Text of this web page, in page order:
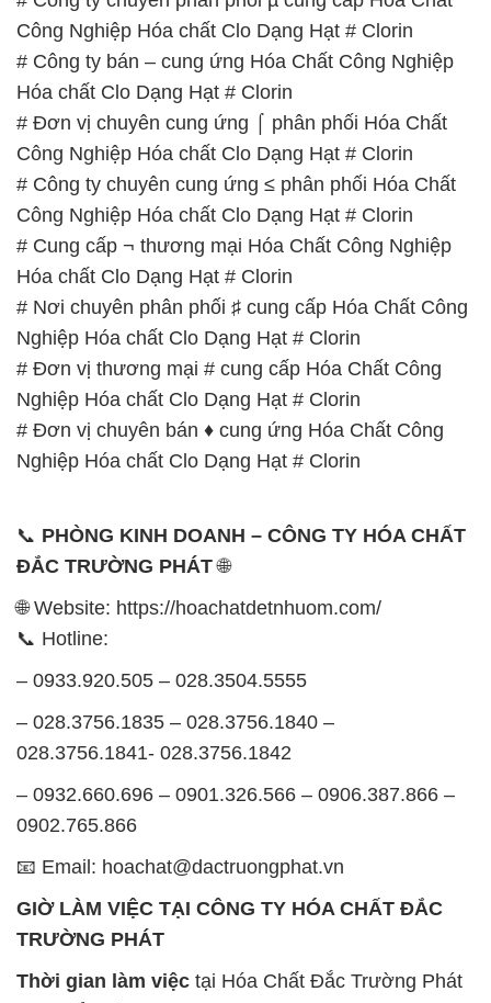
Công Nghiệp Hóa chất Clo Dạng Hạt # Clorin
# Công ty chuyên cung ứng ≤ phân phối Hóa Chất
Công Nghiệp Hóa chất Clo Dạng Hạt # Clorin
# Cung cấp ¬ thương mại Hóa Chất Công Nghiệp
Hóa chất Clo Dạng Hạt # Clorin
# Nơi chuyên phân phối ♯ cung cấp Hóa Chất Công
Nghiệp Hóa chất Clo Dạng Hạt # Clorin
# Đơn vị thương mại # cung cấp Hóa Chất Công
Nghiệp Hóa chất Clo Dạng Hạt # Clorin
# Đơn vị chuyên bán ♦ cung ứng Hóa Chất Công
Nghiệp Hóa chất Clo Dạng Hạt # Clorin
📞PHÒNG KINH DOANH – CÔNG TY HÓA CHẤT
ĐẮC TRƯỜNG PHÁT🌐
🌐 Website: https://hoachatdetnhuom.com/
– 0933.920.505 – 028.3504.5555
028.3756.1841- 028.3756.1842
0902.765.866
📧 Email: hoachat@dactruongphat.vn
TRƯỜNG PHÁT
được tổ chức như sau:
Thứ 2 đến thứ 6: Buổi sáng: từ 8h đến 11h – Buổi
chiều: từ 12h30 đến 17h
Thứ 7: Buổi sáng: từ 8h đến 11h – Buổi chiều: từ